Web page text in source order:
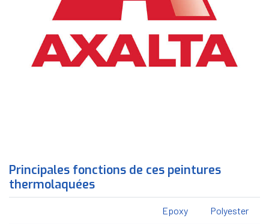
Principales fonctions de ces peintures
thermolaquées
Epoxy Polyester